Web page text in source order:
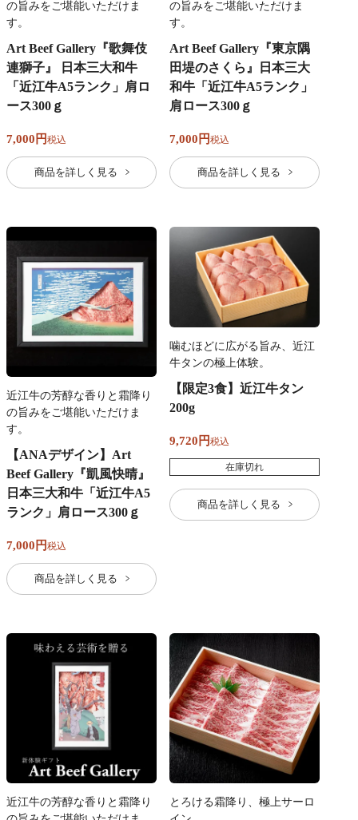
の旨みをご堪能いただけま
す。
Art Beef Gallery『歌舞伎
連獅子』 日本三大和牛
「近江牛A5ランク」肩ロ
ース300ｇ
7,000 税込
商品を詳しく見る
の旨みをご堪能いただけま
す。
Art Beef Gallery『東京隅
田堤のさくら』日本三大
和牛「近江牛A5ランク」
肩ロース300ｇ
7,000 税込
商品を詳しく見る
近江牛の芳醇な香りと霜降り
の旨みをご堪能いただけま
す。
【ANAデザイン】Art
Beef Gallery『凱風快晴』
日本三大和牛「近江牛A5
ランク」肩ロース300ｇ
7,000 税込
商品を詳しく見る
噛むほどに広がる旨み、近江
牛タンの極上体験。
【限定3食】近江牛タン
200g
9,720 税込
在庫切れ
商品を詳しく見る
近江牛の芳醇な香りと霜降り
とろける霜降り、極上サーロ